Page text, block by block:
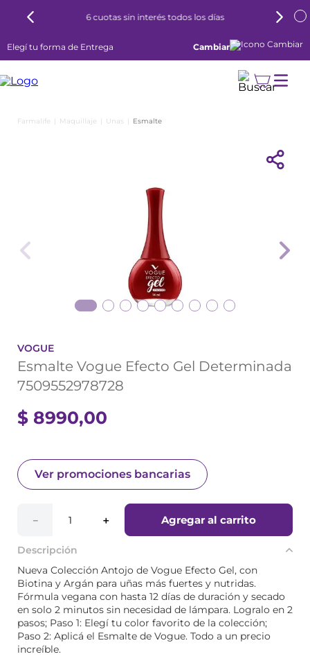
6 cuotas sin interés todos los días
Elegí tu forma de Entrega Cambiar
Maquillaje Unas Esmalte
VOGUE
Esmalte Vogue Efecto Gel Determinada
7509552978728
$ 8990,00
Ver promociones bancarias
＋
－ Agregar al carrito
Descripción
Nueva Colección Antojo de Vogue Efecto Gel, con
Biotina y Argán para uñas más fuertes y nutridas.
Fórmula vegana con hasta 12 días de duración y secado
en solo 2 minutos sin necesidad de lámpara. Logralo en 2
pasos; Paso 1: Elegí tu color favorito de la colección;
Paso 2: Aplicá el Esmalte de Vogue. Todo a un precio
increíble.